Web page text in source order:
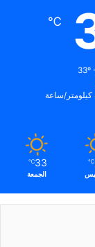
℃
℃
33
℃
الجمعة